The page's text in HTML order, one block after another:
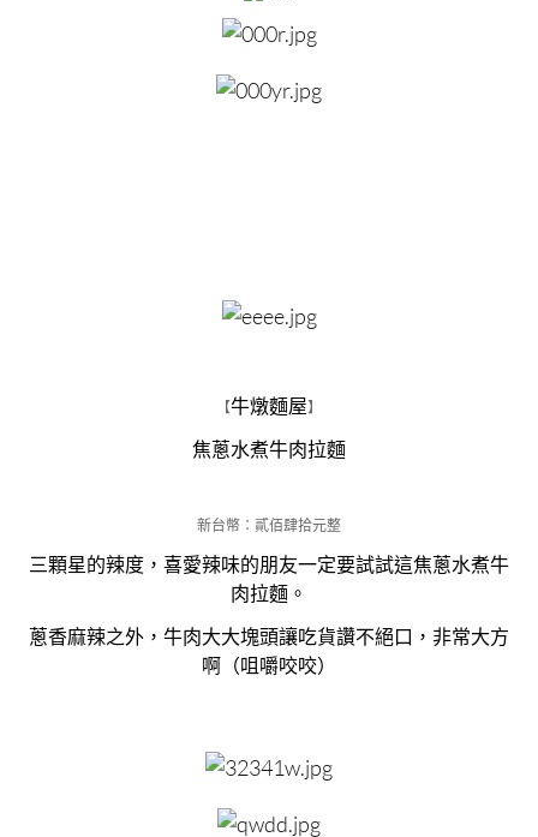
【牛燉麵屋】
焦蔥水煮牛肉拉麵
新台幣：貳佰肆拾元整
三顆星的辣度，喜愛辣味的朋友一定要試試這焦蔥水煮牛
肉拉麵。
蔥香麻辣之外，牛肉大大塊頭讓吃貨讚不絕口，非常大方
啊（咀嚼咬咬）